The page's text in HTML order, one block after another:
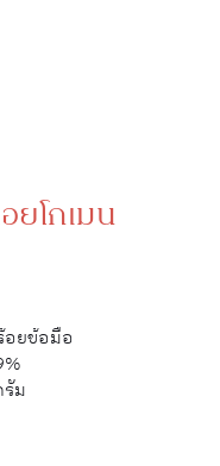
โกเมน
อยข้อมือ
ม